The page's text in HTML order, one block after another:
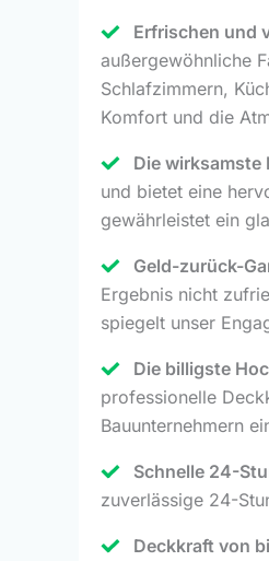
Erfrischen und
außergewöhnliche
Schlafzimmern,
Komfort und die
Die wirksamste
und bietet eine
gewährleistet ein
Geld-zurück-
Ergebnis nicht
spiegelt unser
Die billigste
professionelle
Bauunternehmern
Schnelle 24-
zuverlässige 24-
Deckkraft von